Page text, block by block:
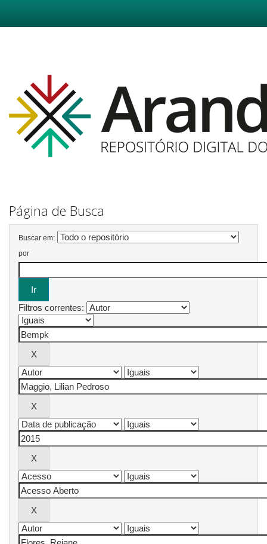
Página de Busca
Buscar em:
por
Filtros correntes: